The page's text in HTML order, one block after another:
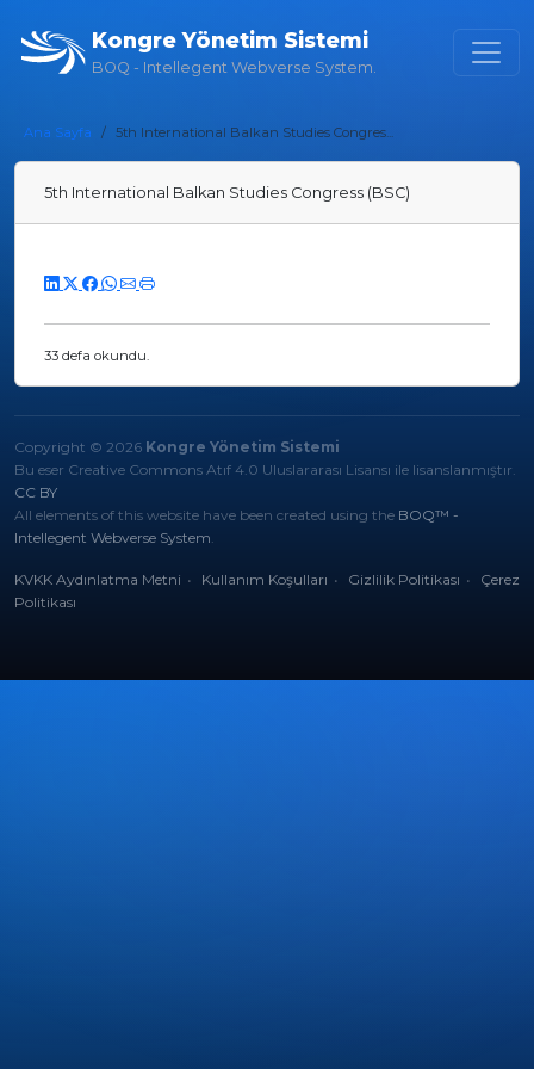
Kongre Yönetim Sistemi
BOQ - Intellegent Webverse System.
Ana Sayfa 5th International Balkan Studies Congres...
5th International Balkan Studies Congress (BSC)
33 defa okundu.
Copyright © 2026 Kongre Yönetim Sistemi
Bu eser Creative Commons Atıf 4.0 Uluslararası Lisansı ile lisanslanmıştır.
CC BY
All elements of this website have been created using the BOQ™ -
Intellegent Webverse System.
KVKK Aydınlatma Metni Kullanım Koşulları Gizlilik Politikası
Çerez
Politikası